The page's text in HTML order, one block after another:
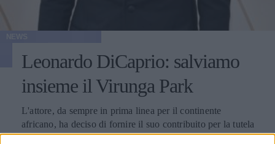
Leonardo DiCaprio: salviamo
insieme il Virunga Park
L'attore, da sempre in prima linea per il continente
africano, ha deciso di fornire il suo contribuito per la tutela
di questo luogo